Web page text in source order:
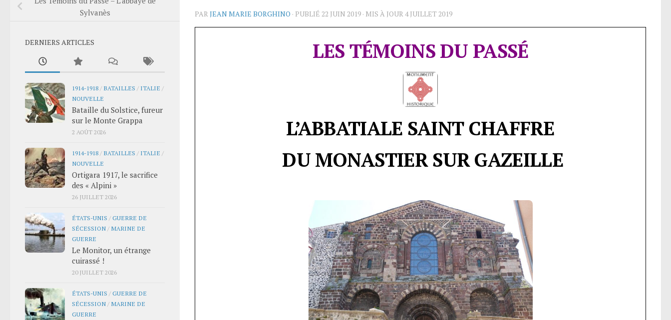
PAR JEAN MARIE BORGHINO · PUBLIÉ 22 JUIN 2019 · MIS À JOUR 4 JUILLET 2019
LES TÉMOINS DU PASSÉ
L’ABBATIALE SAINT CHAFFRE
DU MONASTIER SUR GAZEILLE
Sylvanès
DERNIERS ARTICLES
1914-1918 / BATAILLES / ITALIE /
NOUVELLE
Bataille du Solstice, fureur
sur le Monte Grappa
2 AOÛT 2026
1914-1918 / BATAILLES / ITALIE /
NOUVELLE
Ortigara 1917, le sacrifice
des « Alpini »
26 JUILLET 2026
ÉTATS-UNIS /GUERRE DE
SÉCESSION / MARINE DE
GUERRE
Le Monitor, un étrange
cuirassé !
20 JUILLET 2026
ÉTATS-UNIS /GUERRE DE
SÉCESSION / MARINE DE
GUERRE